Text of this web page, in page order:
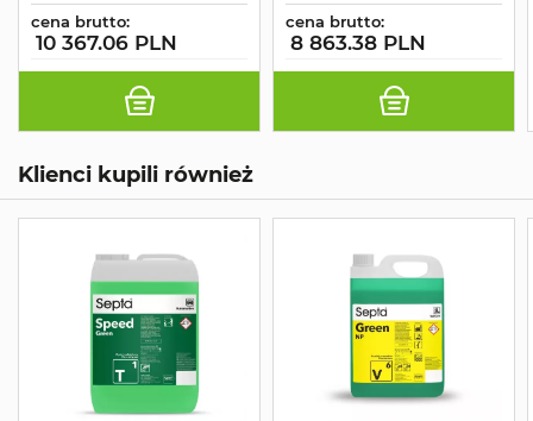
cena brutto:
10 367.06 PLN
cena brutto:
8 863.38 PLN
Klienci kupili również